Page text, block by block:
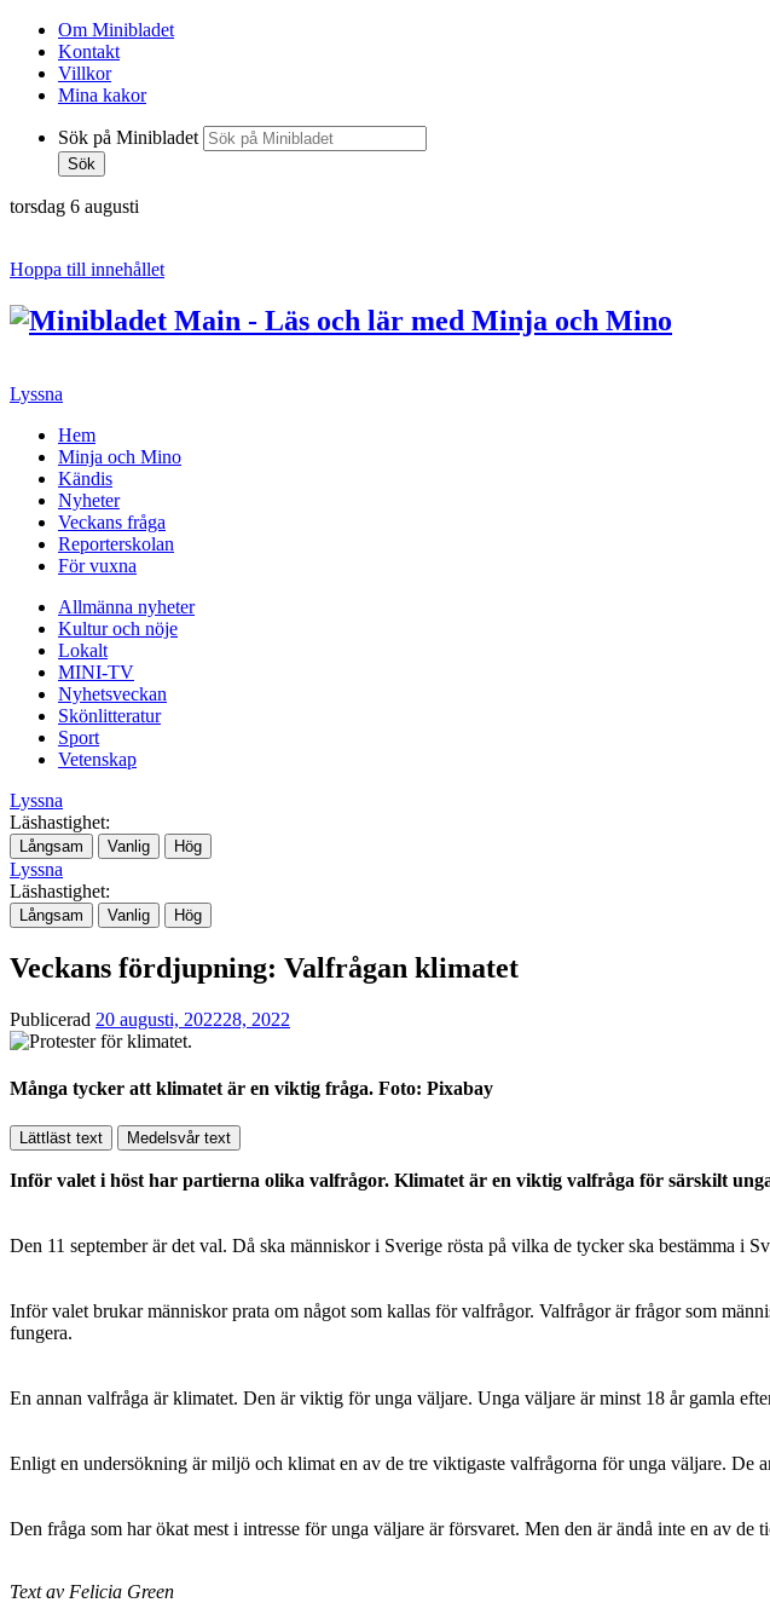
Om Minibladet
Kontakt
Villkor
Mina kakor
Sök på Minibladet
Sök
torsdag 6 augusti
Hoppa till innehållet
Lyssna
Hem
Minja och Mino
Kändis
Nyheter
Veckans fråga
Reporterskolan
För vuxna
Allmänna nyheter
Kultur och nöje
Lokalt
MINI-TV
Nyhetsveckan
Skönlitteratur
Sport
Vetenskap
Lyssna
Läshastighet:
Långsam Vanlig Hög
Lyssna
Läshastighet:
Långsam Vanlig Hög
Veckans fördjupning: Valfrågan klimatet
Publicerad 20 augusti, 202228, 2022
Många tycker att klimatet är en viktig fråga. Foto: Pixabay
Lättläst text Medelsvår text
Inför valet i höst har partierna olika valfrågor. Klimatet är en viktig valfråga för särskilt
Den 11 september är det val. Då ska människor i Sverige rösta på vilka de tycker ska bestämma i
Inför valet brukar människor prata om något som kallas för valfrågor. Valfrågor är frågor som
fungera.
En annan valfråga är klimatet. Den är viktig för unga väljare. Unga väljare är minst 18 år gamla
Enligt en undersökning är miljö och klimat en av de tre viktigaste valfrågorna för unga väljare. De
Den fråga som har ökat mest i intresse för unga väljare är försvaret. Men den är ändå inte en av de
Text av Felicia Green